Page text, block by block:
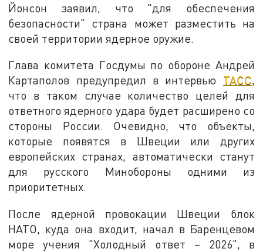
Йонсон заявил, что "для обеспечения
безопасности" страна может разместить на
своей территории ядерное оружие.
Глава комитета Госдумы по обороне Андрей
Картаполов предупредил в интервью ТАСС,
что в таком случае количество целей для
ответного ядерного удара будет расширено со
стороны России. Очевидно, что объекты,
которые появятся в Швеции или других
европейских странах, автоматически станут
для русского Минобороны одними из
приоритетных.
После ядерной провокации Швеции блок
НАТО, куда она входит, начал в Баренцевом
море учения "Холодный ответ – 2026", в